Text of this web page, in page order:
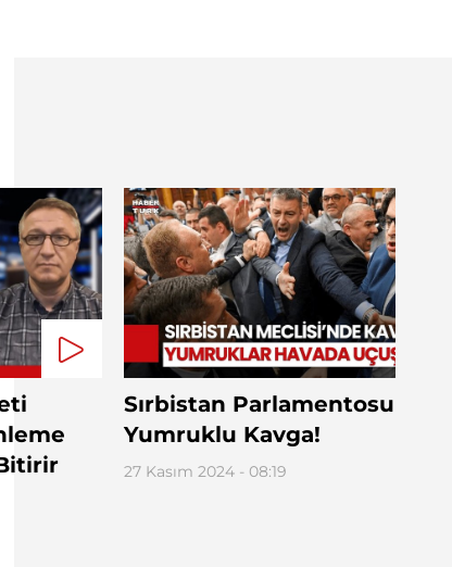
Sırbistan Parlamentosunda
Yumruklu Kavga!
27 Kasım 2024 - 08:19